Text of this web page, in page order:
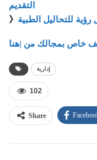
التقديم
》 للتحاليل الطبية
خاص بمجالك من |هنا
إدارية
102
Share